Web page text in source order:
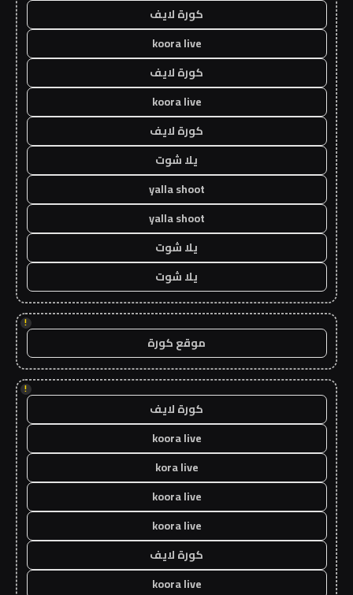
كورة لايف
koora live
كورة لايف
koora live
كورة لايف
يلا شوت
yalla shoot
yalla shoot
يلا شوت
يلا شوت
!
موقع كورة
!
كورة لايف
koora live
kora live
koora live
koora live
كورة لايف
koora live